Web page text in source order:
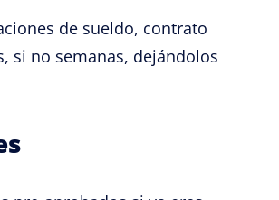
de sueldo, contrato
si no semanas, dejándolos